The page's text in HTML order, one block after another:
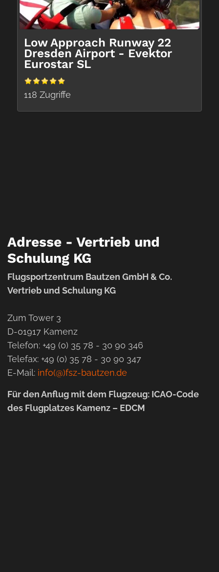
Low Approach Runway 22
Dresden Airport - Evektor
Eurostar SL
118 Zugriffe
Adresse - Vertrieb und
Schulung KG
Flugsportzentrum Bautzen GmbH & Co.
Vertrieb und Schulung KG
Zum Tower 3
D-01917 Kamenz
Telefon: +49 (0) 35 78 - 30 90 346
Telefax: +49 (0) 35 78 - 30 90 347
E-Mail: info(@)fsz-bautzen.de
Für den Anflug mit dem Flugzeug: ICAO-Code
des Flugplatzes Kamenz – EDCM